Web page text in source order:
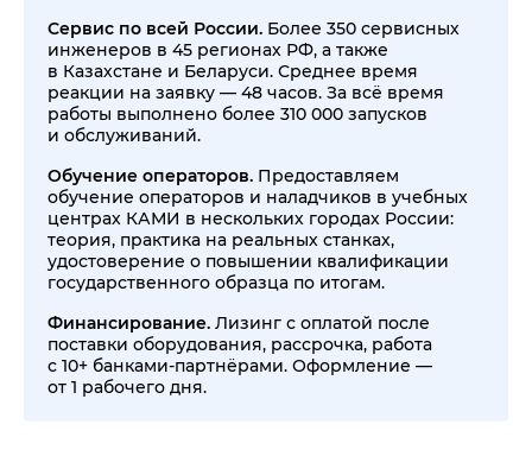
Сервис по всей России. Более 350 сервисных
инженеров в 45 регионах РФ, а также
в Казахстане и Беларуси. Среднее время
реакции на заявку — 48 часов. За всё время
работы выполнено более 310 000 запусков
и обслуживаний.
Обучение операторов. Предоставляем
обучение операторов и наладчиков в учебных
центрах КАМИ в нескольких городах России:
теория, практика на реальных станках,
удостоверение о повышении квалификации
государственного образца по итогам.
Финансирование. Лизинг с оплатой после
поставки оборудования, рассрочка, работа
с 10+ банками-партнёрами. Оформление —
от 1 рабочего дня.